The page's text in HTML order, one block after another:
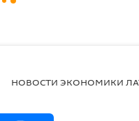
НОВОСТИ ЭКОНОМИКИ